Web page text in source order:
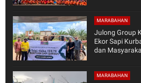
MARABAHAN
Julong Group
Ekor Sapi
dan
MARABAHAN